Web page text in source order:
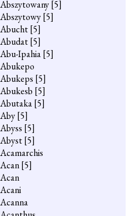
Abszytowany[5]
Abszytowy[5]
Abucht[5]
Abudat[5]
Abu-Ipahia[5]
Abukepo
Abukeps [5]
Abukesb [5]
Abutaka[5]
Aby[5]
Abyss [5]
Abyst[5]
Acamarchis
Acan[5]
Acan
Acani
Acanna